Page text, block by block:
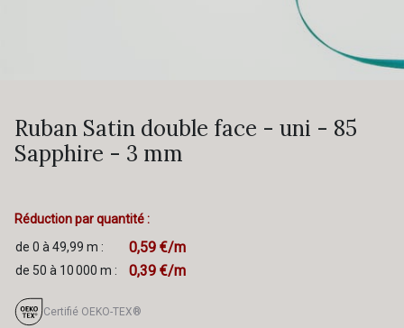
Ruban Satin double face - uni - 85
Sapphire - 3 mm
Réduction par quantité :
de 0 à 49,99 m :
0,59 €/m
de 50 à 10 000 m : 0,39 €/m
Certifié OEKO-TEX®